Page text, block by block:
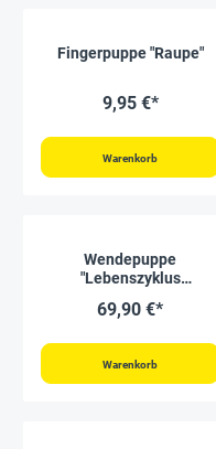
Fingerpuppe "Raupe"
9,95 €*
Warenkorb
Wendepuppe
"Lebenszyklus
69,90 €*
Warenkorb